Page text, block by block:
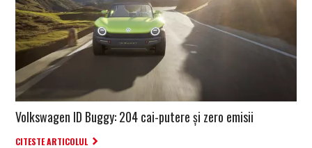
Volkswagen ID Buggy: 204 cai-putere și zero emisii
CITESTE ARTICOLUL